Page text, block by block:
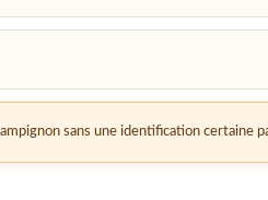
sans une identification certaine